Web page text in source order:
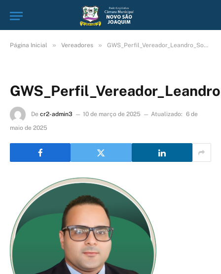
Página Inicial » Vereadores » GWS_Perfil_Vereador_Leandro_Souza
De cr2-admin3 10 de março de 2025 Atualizado: 6 de
maio de 2025